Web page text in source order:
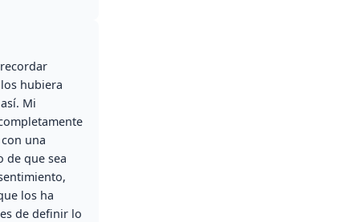
hubiera
Mi
una
de que sea
los ha
de definir lo